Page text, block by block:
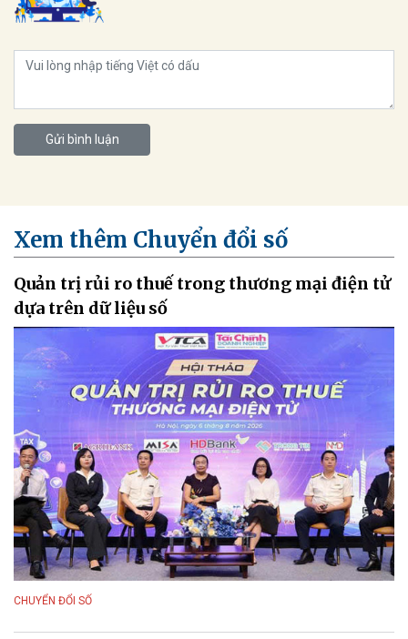
Gửi bình luận
Xem thêm Chuyển đổi số
Quản trị rủi ro thuế trong thương mại điện tử
dựa trên dữ liệu số
CHUYỂN ĐỔI SỐ